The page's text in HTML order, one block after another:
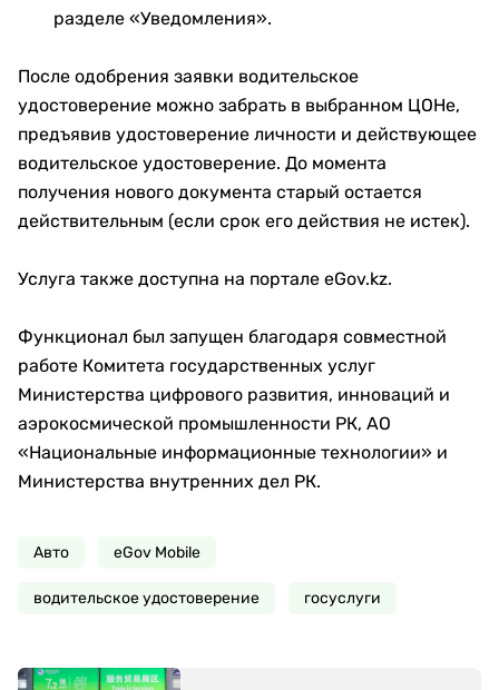
разделе «Уведомления».
После одобрения заявки водительское
удостоверение можно забрать в выбранном ЦОНе,
предъявив удостоверение личности и действующее
водительское удостоверение. До момента
получения нового документа старый остается
действительным (если срок его действия не истек).
Услуга также доступна на портале eGov.kz.
​​​​​​​Функционал был запущен благодаря совместной
работе Комитета государственных услуг
Министерства цифрового развития, инноваций и
аэрокосмической промышленности РК, АО
«Национальные информационные технологии» и
Министерства внутренних дел РК.
Авто eGov Mobile
водительское удостоверение госуслуги